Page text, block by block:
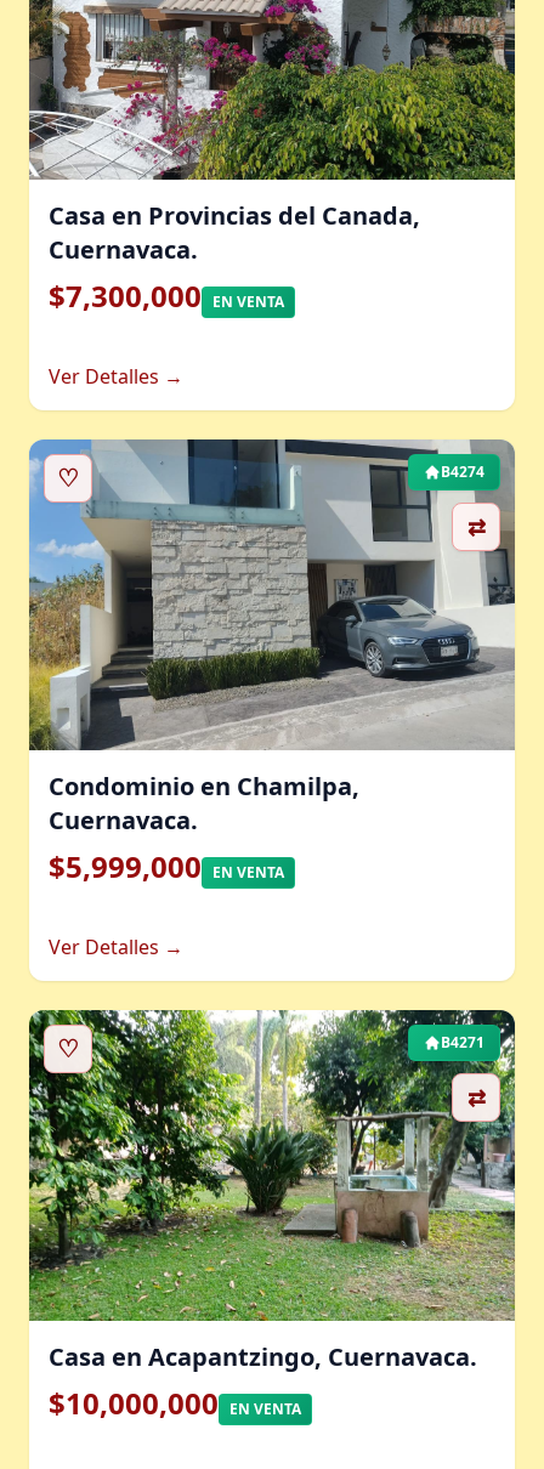
Casa en Provincias del Canada,
Cuernavaca.
$7,300,000 EN VENTA
Ver Detalles →
♡
⇄
B4274
Condominio en Chamilpa,
Cuernavaca.
$5,999,000 EN VENTA
Ver Detalles →
♡
⇄
B4271
Casa en Acapantzingo, Cuernavaca.
$10,000,000 EN VENTA